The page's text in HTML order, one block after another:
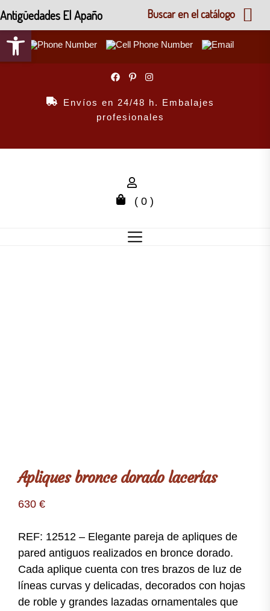
Abrir barra de herramientas
Envíos en 24/48 h. Embalajes
profesionales
( 0 )
Apliques bronce dorado lacerías
630 €
REF: 12512 – Elegante pareja de apliques de
pared antiguos realizados en bronce dorado.
Cada aplique cuenta con tres brazos de luz de
líneas curvas y delicadas, decorados con hojas
de roble y grandes lazadas ornamentales que
Antigüedades El Apaño Buscar en el catálogo